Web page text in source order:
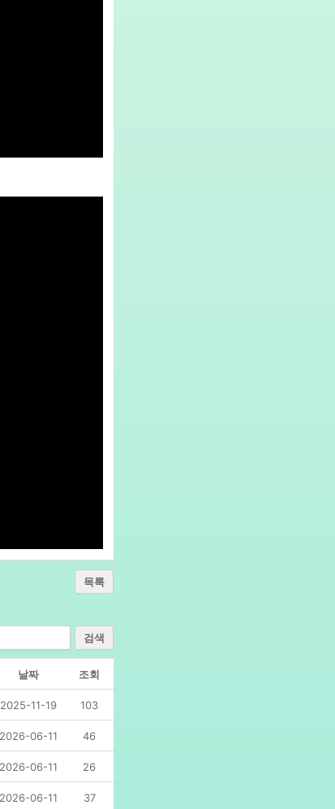
목록
검색
날짜 조회
2025-11-19 103
2026-06-11 46
2026-06-11 26
2026-06-11 37